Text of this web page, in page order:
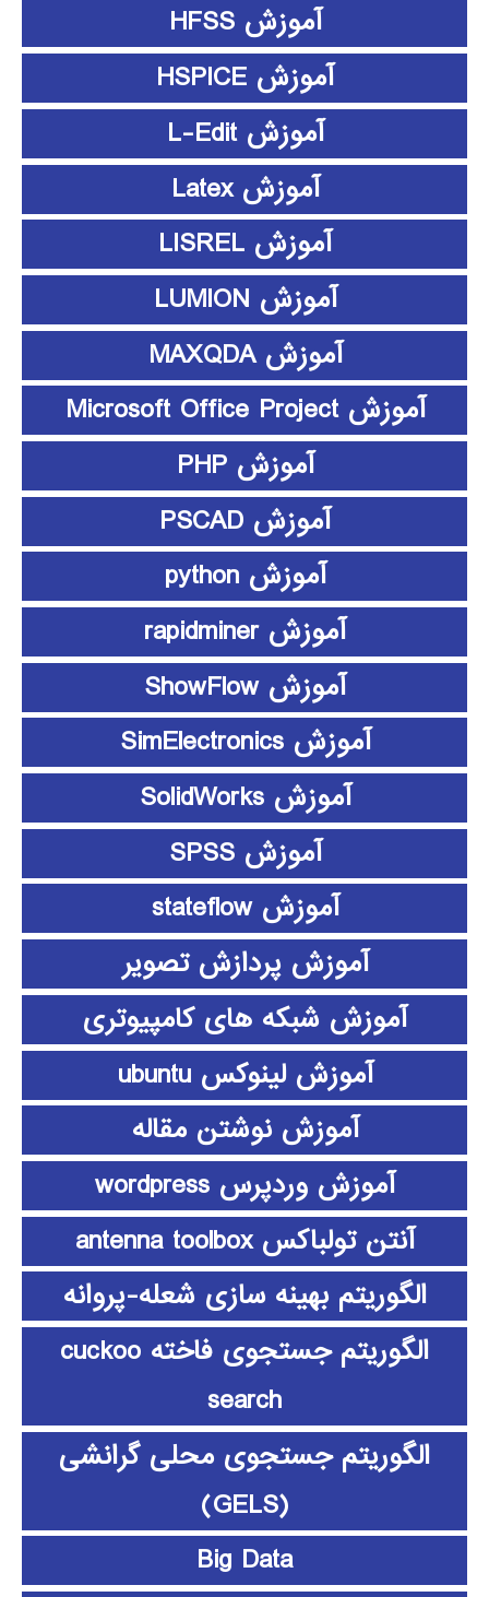
آموزش HFSS
آموزش HSPICE
آموزش L-Edit
آموزش Latex
آموزش LISREL
آموزش LUMION
آموزش MAXQDA
آموزش Microsoft Office Project
آموزش PHP
آموزش PSCAD
آموزش python
آموزش rapidminer
آموزش ShowFlow
آموزش SimElectronics
آموزش SolidWorks
آموزش SPSS
آموزش stateflow
آموزش پردازش تصویر
آموزش شبکه های کامپیوتری
آموزش لینوکس ubuntu
آموزش نوشتن مقاله
آموزش وردپرس wordpress
آنتن تولباکس antenna toolbox
الگوریتم بهینه سازی شعله-پروانه
الگوریتم جستجوی فاخته cuckoo
search
الگوریتم جستجوی محلی گرانشی
(GELS)
Big Data